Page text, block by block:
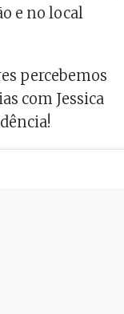
e no local
percebemos
com Jessica